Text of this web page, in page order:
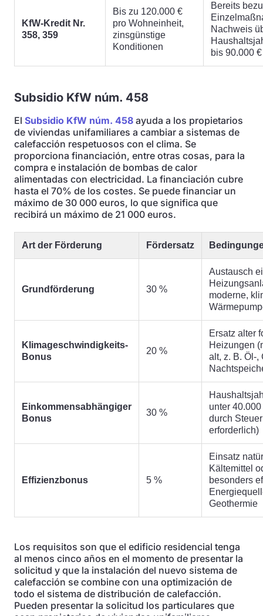
KfW-Kredit Nr.
358, 359
Bis zu 120.000 €
pro Wohneinheit,
zinsgünstige
Konditionen
Bereits
Nachweis
bis 90.000 €
Subsidio KfW núm. 458
El Subsidio KfW núm. 458 ayuda a los propietarios
de viviendas unifamiliares a cambiar a sistemas de
calefacción respetuosos con el clima. Se
proporciona financiación, entre otras cosas, para la
compra e instalación de bombas de calor
alimentadas con electricidad. La financiación cubre
hasta el 70% de los costes. Se puede financiar un
máximo de 30 000 euros, lo que significa que
recibirá un máximo de 21 000 euros.
Art der Förderung Fördersatz
Grundförderung 30 %
Austausch
moderne,
Klimageschwindigkeits-
Bonus
20 %
Ersatz alter
Heizungen
alt, z. B. Öl-,
Einkommensabhängiger
Bonus
30 %
unter
durch
erforderlich)
Effizienzbonus 5 %
Einsatz
Kältemittel
besonders
Geothermie
Los requisitos son que el edificio residencial tenga
al menos cinco años en el momento de presentar la
solicitud y que la instalación del nuevo sistema de
calefacción se combine con una optimización de
todo el sistema de distribución de calefacción.
Pueden presentar la solicitud los particulares que